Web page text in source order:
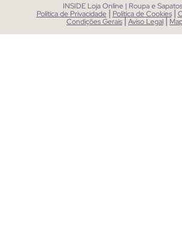
INSIDE Loja Online | Roupa e
Política de Privacidade | Política de Cookies |
Condições Gerais|Aviso Legal|